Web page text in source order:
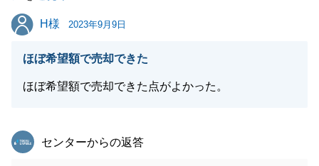
H様
H様 2023年9月9日
ほぼ希望額で売却できた
ほぼ希望額で売却できた点がよかった。
東急リバブル
センターからの返答